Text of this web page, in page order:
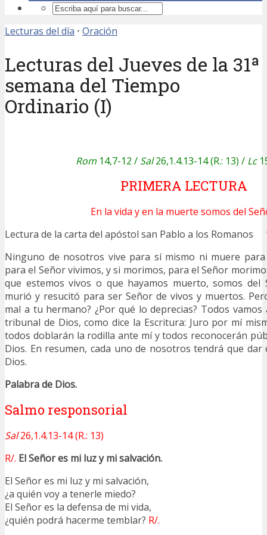
Lecturas del día • Oración
Lecturas del Jueves de la 31ª
semana del Tiempo
Ordinario (I)
Rom14,7-12 / Sal26,1.4.13-14 (R.: 13) / Lc
PRIMERA LECTURA
En la vida y en la muerte somos del
Lectura de la carta del apóstol san Pablo a los Romanos
Ninguno de nosotros vive para sí mismo ni muere
para el Señor vivimos, y si morimos, para el Señor
que estemos vivos o que hayamos muerto, somos del
murió y resucitó para ser Señor de vivos y muertos.
mal a tu hermano? ¿Por qué lo deprecias? Todos
tribunal de Dios, como dice la Escritura: Juro por mí
todos doblarán la rodilla ante mí y todos reconocerán
Dios. En resumen, cada uno de nosotros tendrá que dar
Dios.
Palabra de Dios.
Salmo responsorial
Sal26,1.4.13-14 (R.: 13)
R/. El Señor es mi luz y mi salvación.
El Señor es mi luz y mi salvación,
¿a quién voy a tenerle miedo?
El Señor es la defensa de mi vida,
¿quién podrá hacerme temblar? R/.